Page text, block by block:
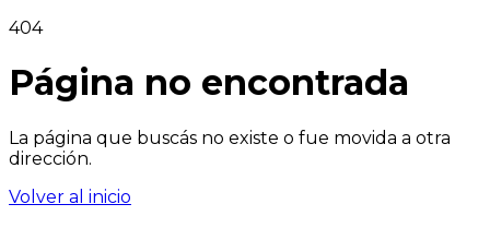
404
Página no encontrada
La página que buscás no existe o fue movida a otra
dirección.
Volver al inicio